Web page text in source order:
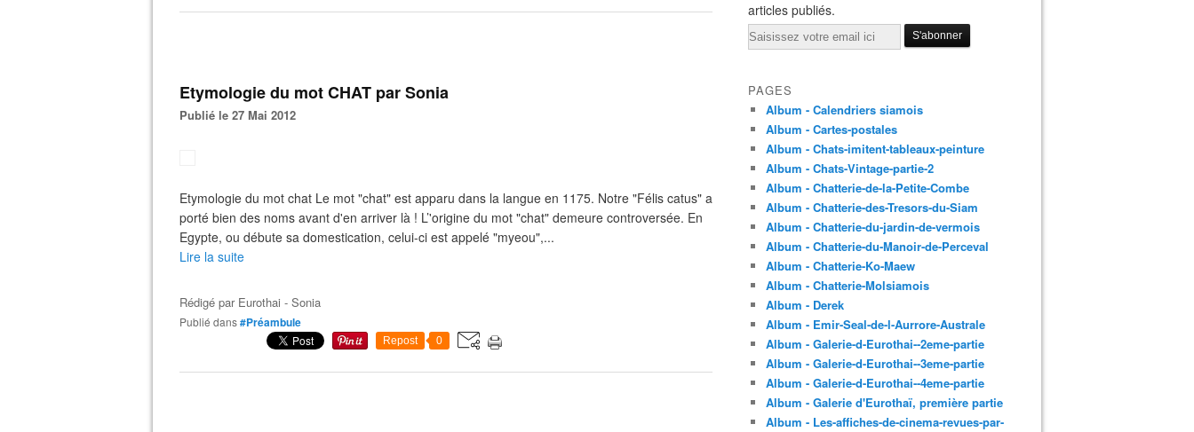
Etymologie du mot CHAT par Sonia
Publié le 27 Mai 2012
Etymologie du mot chat Le mot "chat" est apparu dans la langue en 1175. Notre "Félis catus" a
porté bien des noms avant d'en arriver là ! L’'origine du mot "chat" demeure controversée. En
Egypte, ou débute sa domestication, celui-ci est appelé "myeou",...
Lire la suite
Rédigé par Eurothai - Sonia
Publié dans#Préambule
Repost 0
articles publiés.
Email
PAGES
Album - Calendriers siamois
Album - Cartes-postales
Album - Chats-imitent-tableaux-peinture
Album - Chats-Vintage-partie-2
Album - Chatterie-de-la-Petite-Combe
Album - Chatterie-des-Tresors-du-Siam
Album - Chatterie-du-jardin-de-vermois
Album - Chatterie-du-Manoir-de-Perceval
Album - Chatterie-Ko-Maew
Album - Chatterie-Molsiamois
Album - Derek
Album - Emir-Seal-de-l-Aurrore-Australe
Album - Galerie-d-Eurothai--2eme-partie
Album - Galerie-d-Eurothai--3eme-partie
Album - Galerie-d-Eurothai--4eme-partie
Album - Galerie d'Eurothaï, première partie
Album - Les-affiches-de-cinema-revues-par-